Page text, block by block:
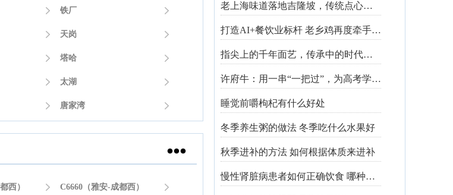
 铁厂 
 天岗 
 塔哈 
 太湖 
 唐家湾 

西）  C6660（雅安-成都西） 
老上海味道落地吉隆坡，传统点心走红不靠噱头
打造AI+餐饮业标杆 老乡鸡再度牵手钉钉
指尖上的千年面艺，传承中的时代匠心——第八届“安琪酵母杯”中华发酵面食大赛武汉赛区开赛
许府牛：用一串“一把过”，为高考学子送上最“牛”祝福
睡觉前嚼枸杞有什么好处
冬季养生粥的做法 冬季吃什么水果好
秋季进补的方法 如何根据体质来进补
慢性肾脏病患者如何正确饮食 哪种吃法有利健康